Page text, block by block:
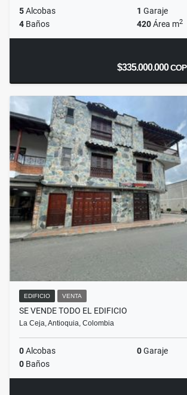
5Alcobas 1 Garaje
4 Baños 420Área m2
$335.000.000COP
EDIFICIO VENTA
SE VENDE TODO EL EDIFICIO
La Ceja, Antioquia, Colombia
0Alcobas 0Garaje
0 Baños